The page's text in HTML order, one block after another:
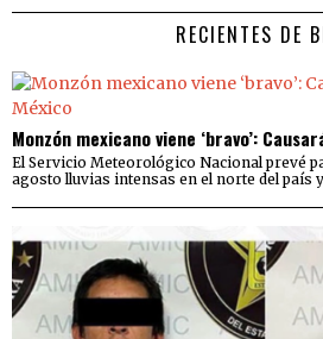
RECIENTES DE
Monzón mexicano viene ‘bravo’:
El Servicio Meteorológico Nacional prevé
agosto lluvias intensas en el norte del país